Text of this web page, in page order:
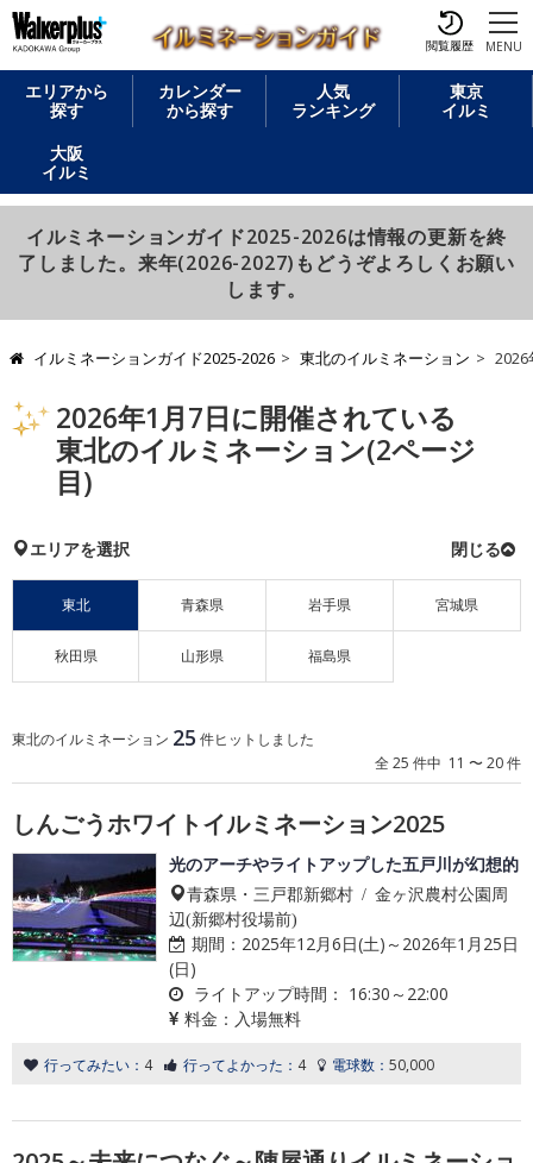
閲覧履歴 MENU
エリアから
探す
カレンダー
から探す
人気
ランキング
東京
イルミ
大阪
イルミ
イルミネーションガイド2025-2026は情報の更新を終
了しました。来年(2026-2027)もどうぞよろしくお願い
します。
イルミネーションガイド2025-2026 東北のイルミネーション 2026
2026年1月7日に開催されている
東北のイルミネーション(2ページ
目)
エリアを選択
東北 青森県 岩手県 宮城県
秋田県 山形県 福島県
東北のイルミネーション 25 件ヒットしました
全 25 件中 11 〜 20 件
しんごうホワイトイルミネーション2025
光のアーチやライトアップした五戸川が幻想的
青森県・三戸郡新郷村 / 金ヶ沢農村公園周
辺(新郷村役場前)
期間： 2025年12月6日(土)～2026年1月25日
(日)
ライトアップ時間： 16:30～22:00
料金： 入場無料
行ってみたい： 4 行ってよかった： 4 電球数： 50,000